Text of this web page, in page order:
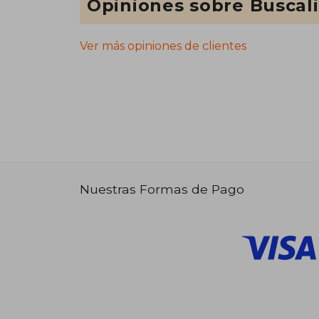
Opiniones sobre
Ver más opiniones de clientes
Nuestras Formas de Pago